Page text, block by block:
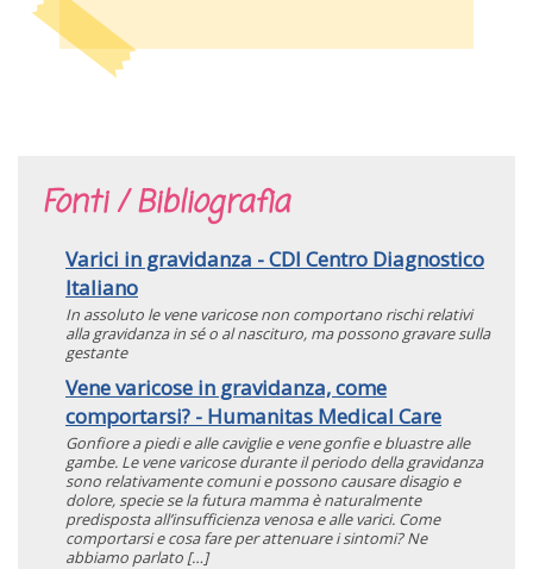
Fonti / Bibliografia
Varici in gravidanza - CDI Centro Diagnostico
Italiano
In assoluto le vene varicose non comportano rischi relativi
alla gravidanza in sé o al nascituro, ma possono gravare sulla
gestante
Vene varicose in gravidanza, come
comportarsi? - Humanitas Medical Care
Gonfiore a piedi e alle caviglie e vene gonfie e bluastre alle
gambe. Le vene varicose durante il periodo della gravidanza
sono relativamente comuni e possono causare disagio e
dolore, specie se la futura mamma è naturalmente
predisposta all’insufficienza venosa e alle varici. Come
comportarsi e cosa fare per attenuare i sintomi? Ne
abbiamo parlato […]